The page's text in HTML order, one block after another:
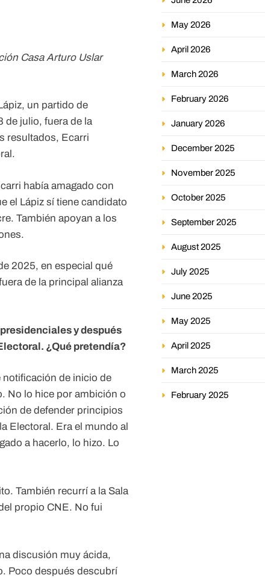
Casa Arturo Uslar
un partido de
de julio, fuera de la
resultados, Ecarri
había amagado con
el Lápiz sí tiene candidato
También apoyan a los
2025, en especial qué
de la principal alianza
y después
¿Qué pretendía?
de inicio de
No lo hice por ambición o
de defender principios
Electoral. Era el mundo al
a hacerlo, lo hizo. Lo
También recurrí a la Sala
propio CNE. No fui
discusión muy ácida,
Poco después descubrí
May 2026
April 2026
March 2026
February 2026
January 2026
December 2025
November 2025
October 2025
September 2025
August 2025
July 2025
June 2025
May 2025
April 2025
March 2025
February 2025